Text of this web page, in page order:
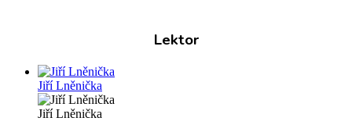
Lektor
Jiří Lněnička
Jiří Lněnička